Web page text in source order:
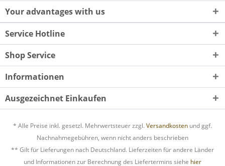
Your advantages with us
Service Hotline
Shop Service
Informationen
Ausgezeichnet Einkaufen
* Alle Preise inkl. gesetzl. Mehrwertsteuer zzgl. Versandkosten und ggf.
Nachnahmegebühren, wenn nicht anders beschrieben
** Gilt für Lieferungen nach Deutschland. Lieferzeiten für andere Länder
und Informationen zur Berechnung des Liefertermins siehe hier